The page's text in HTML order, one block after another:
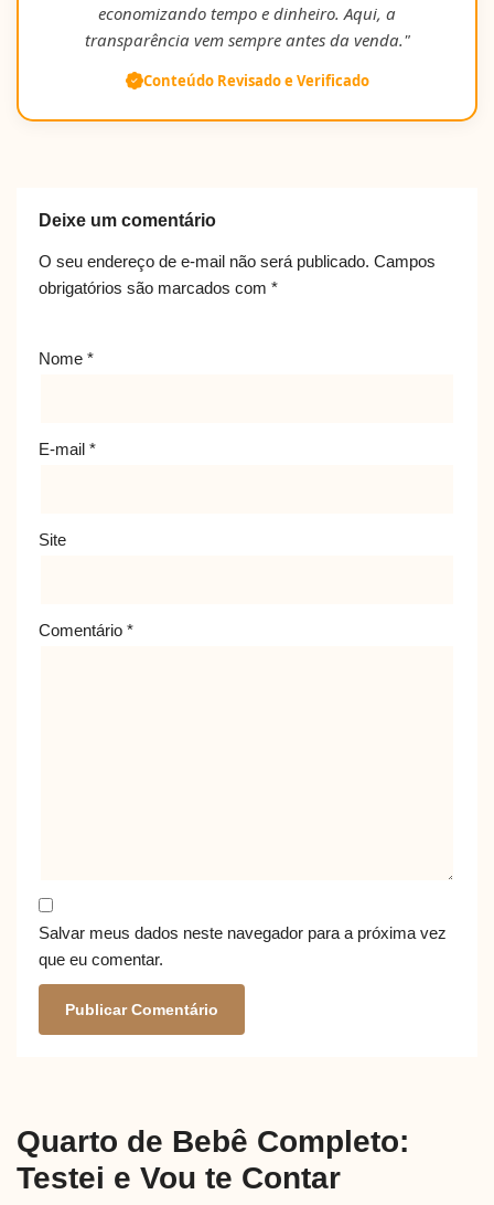
economizando tempo e dinheiro. Aqui, a
transparência vem sempre antes da venda."
Conteúdo Revisado e Verificado
Deixe um comentário
O seu endereço de e-mail não será publicado. Campos
obrigatórios são marcados com *
Nome *
E-mail *
Site
Comentário *
Salvar meus dados neste navegador para a próxima vez
que eu comentar.
Quarto de Bebê Completo:
Testei e Vou te Contar